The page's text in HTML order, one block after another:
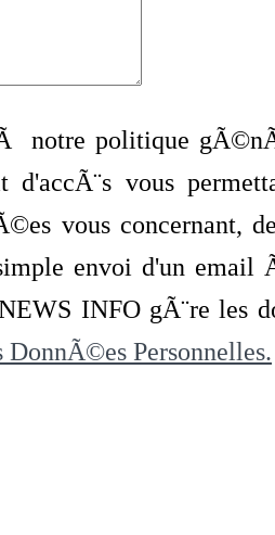
notre politique
d'accÃ¨s vous
vous concernant,
envoi d'un
INFO gÃ¨re les
DonnÃ©es Personnelles.